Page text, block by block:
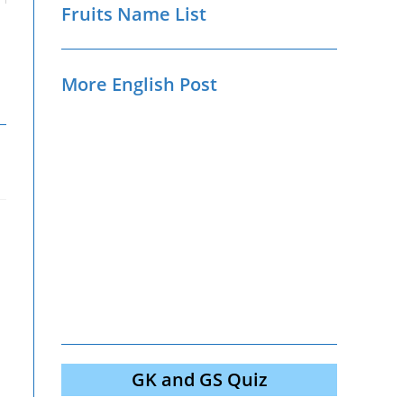
Fruits Name List
More English Post
GK and GS Quiz